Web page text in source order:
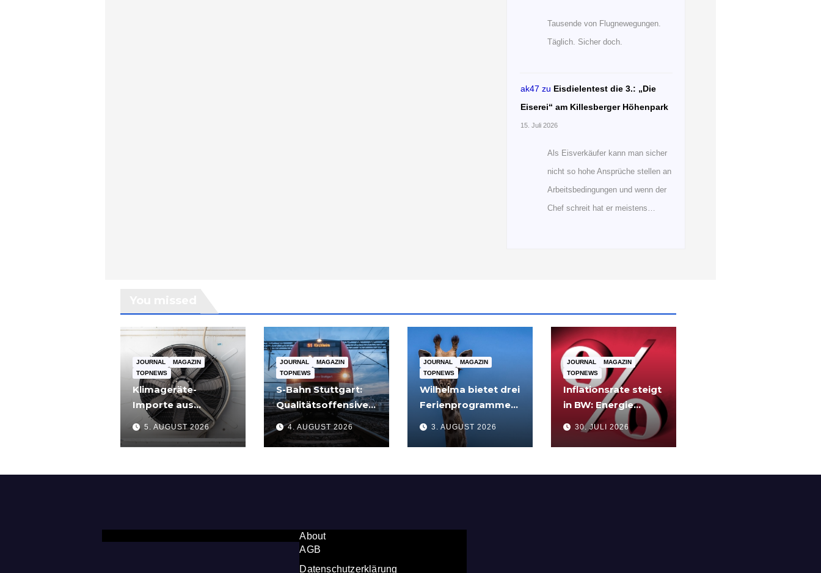
Tausende von Flugnewegungen.
Täglich. Sicher doch.
ak47 zu Eisdielentest die 3.: „Die
Eiserei“ am Killesberger Höhenpark
15. Juli 2026
Als Eisverkäufer kann man sicher
nicht so hohe Ansprüche stellen an
Arbeitsbedingungen und wenn der
Chef schreit hat er meistens…
JOURNAL
MAGAZIN
TOPNEWS
Klimageräte-
Importe aus
Schweden
Nachfrage bleibt
5. AUGUST 2026
JOURNAL
MAGAZIN
TOPNEWS
S-Bahn Stuttgart:
Qualitätsoffensive
Schienenknoten
Stuttgart macht
Fortschritte –
4. AUGUST 2026
JOURNAL
MAGAZIN
TOPNEWS
Wilhelma bietet drei
Ferienprogramme
Grundschulkinder
im August 2026
3. AUGUST 2026
JOURNAL
MAGAZIN
TOPNEWS
Inflationsrate steigt
in BW: Energie
verteuert sich
deutlich
30. JULI 2026
About
AGB
Datenschutzerklärung